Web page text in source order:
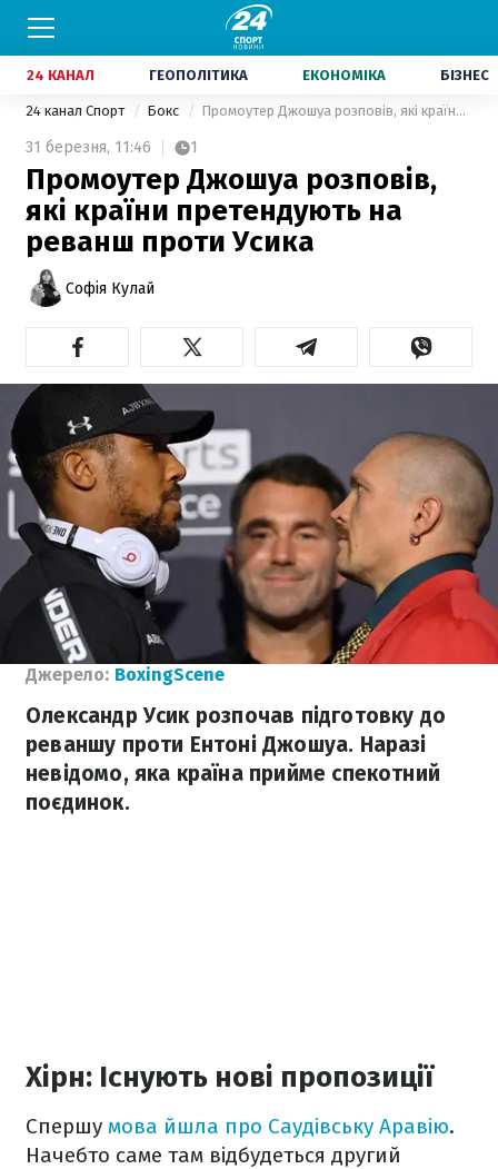
24 КАНАЛ ГЕОПОЛІТИКА ЕКОНОМІКА БІЗНЕС
24 канал Спорт Бокс Промоутер Джошуа розповів, які країни претендують на реванш проти Усика
31 березня, 11:46 1
Промоутер Джошуа розповів,
які країни претендують на
реванш проти Усика
Софія Кулай
Джерело: BoxingScene
Олександр Усик розпочав підготовку до
реваншу проти Ентоні Джошуа. Наразі
невідомо, яка країна прийме спекотний
поєдинок.
Хірн: Існують нові пропозиції
Спершу мова йшла про Саудівську Аравію.
Начебто саме там відбудеться другий